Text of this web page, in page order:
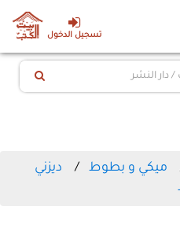
تسجيل الدخول
ميكي و بطوط
ديزني